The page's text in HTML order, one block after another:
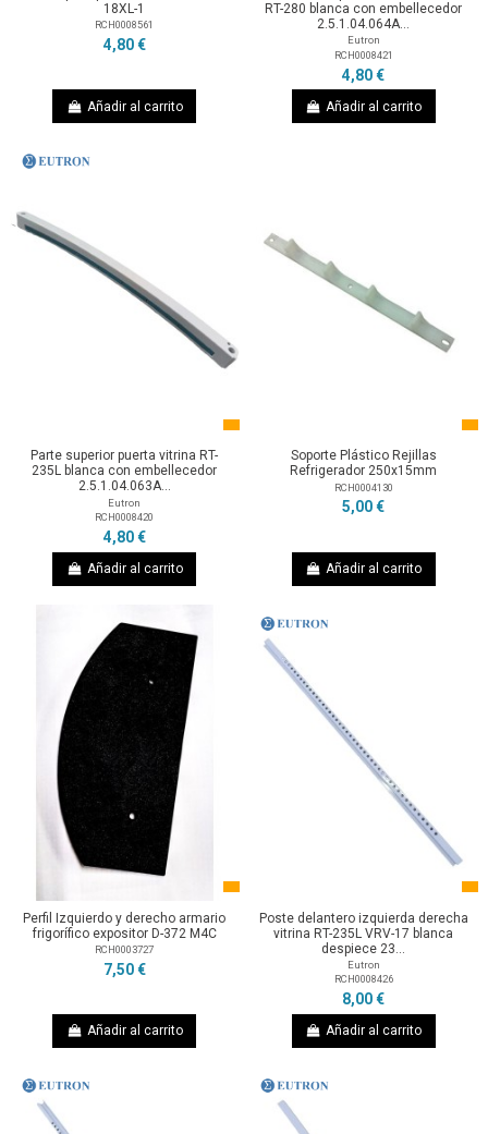
18XL-1
RCH0008561
4,80 €
Añadir al carrito
RT-280 blanca con embellecedor
2.5.1.04.064A...
Eutron
RCH0008421
4,80 €
Añadir al carrito
Parte superior puerta vitrina RT-
235L blanca con embellecedor
2.5.1.04.063A...
Eutron
RCH0008420
4,80 €
Añadir al carrito
Soporte Plástico Rejillas
Refrigerador 250x15mm
RCH0004130
5,00 €
Añadir al carrito
Perfil Izquierdo y derecho armario
frigorífico expositor D-372 M4C
RCH0003727
7,50 €
Añadir al carrito
Poste delantero izquierda derecha
vitrina RT-235L VRV-17 blanca
despiece 23...
Eutron
RCH0008426
8,00 €
Añadir al carrito